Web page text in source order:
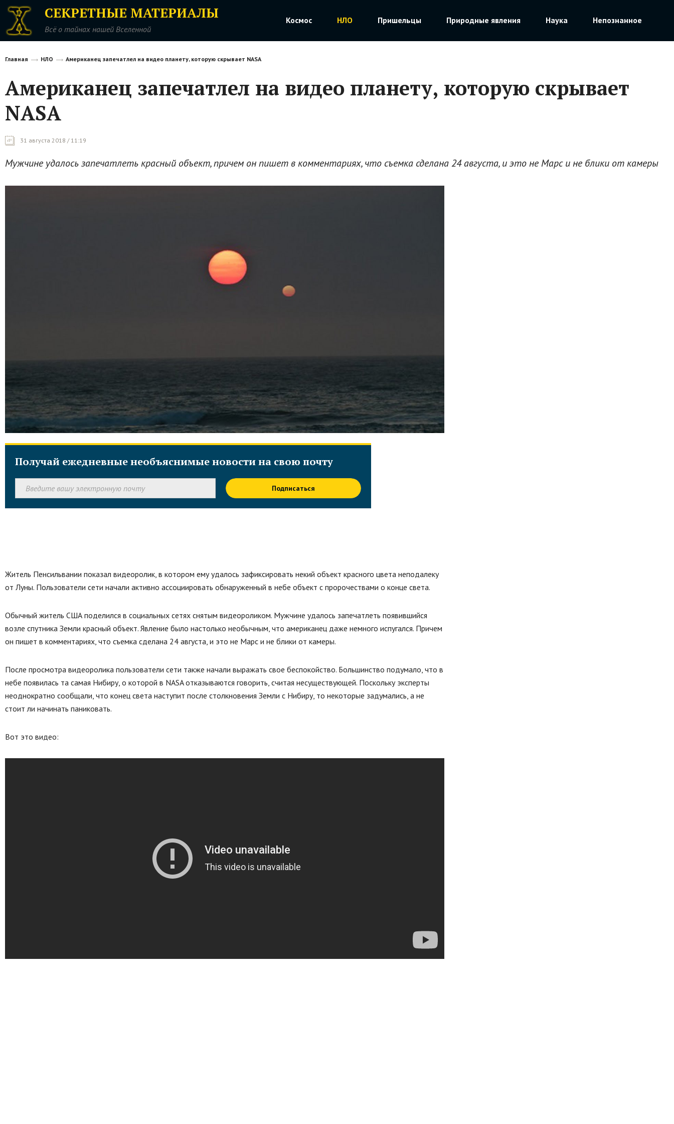
СЕКРЕТНЫЕ МАТЕРИАЛЫ
Всё о тайнах нашей Вселенной
Космос НЛО Пришельцы Природные явления Наука Непознанное
Главная НЛО Американец запечатлел на видео планету, которую скрывает NASA
Американец запечатлел на видео планету, которую скрывает
NASA
31 августа 2018 / 11:19
Мужчине удалось запечатлеть красный объект, причем он пишет в комментариях, что съемка сделана 24 августа, и это не Марс и не блики от камеры
Получай ежедневные необъяснимые новости на свою почту
Подписаться
Житель Пенсильвании показал видеоролик, в котором ему удалось зафиксировать некий объект красного цвета неподалеку
от Луны. Пользователи сети начали активно ассоциировать обнаруженный в небе объект с пророчествами о конце света.
Обычный житель США поделился в социальных сетях снятым видеороликом. Мужчине удалось запечатлеть появившийся
возле спутника Земли красный объект. Явление было настолько необычным, что американец даже немного испугался. Причем
он пишет в комментариях, что съемка сделана 24 августа, и это не Марс и не блики от камеры.
После просмотра видеоролика пользователи сети также начали выражать свое беспокойство. Большинство подумало, что в
небе появилась та самая Нибиру, о которой в NASA отказываются говорить, считая несуществующей. Поскольку эксперты
неоднократно сообщали, что конец света наступит после столкновения Земли с Нибиру, то некоторые задумались, а не
стоит ли начинать паниковать.
Вот это видео: